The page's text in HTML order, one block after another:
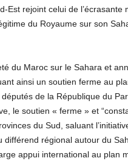
Est rejoint celui de l’écrasante
du Royaume sur son
du Maroc sur le Sahara et
ainsi un soutien ferme au
de la République du
le soutien « ferme » et
du Sud, saluant
différend régional autour du
appui international au plan